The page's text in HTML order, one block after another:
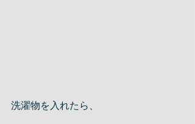
洗濯物を入れたら、